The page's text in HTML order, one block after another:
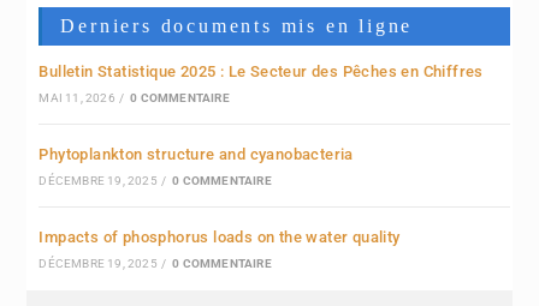
Derniers documents mis en ligne
Bulletin Statistique 2025 : Le Secteur des Pêches en Chiffres
MAI 11, 2026 / 0 COMMENTAIRE
Phytoplankton structure and cyanobacteria
DÉCEMBRE 19, 2025 / 0 COMMENTAIRE
Impacts of phosphorus loads on the water quality
DÉCEMBRE 19, 2025 / 0 COMMENTAIRE